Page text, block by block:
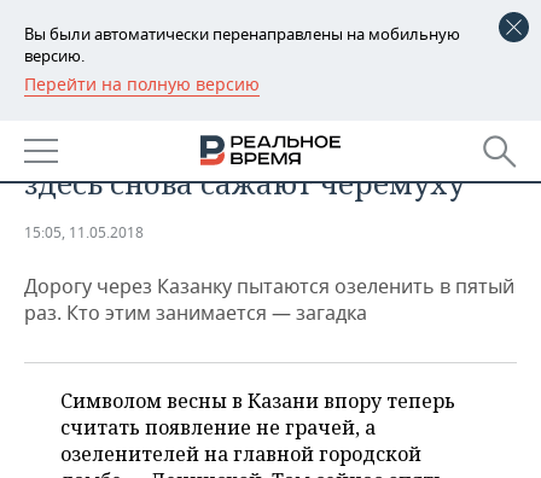
Вы были автоматически перенаправлены на мобильную
версию.
Перейти на полную версию
РЕГИОНЫ
БАШКОРТОСТАН
ТАТАРСТАН
НОВОСТИ
АНАЛИТИКА
ДЕКЛАРАЦИИ О ДОХОДАХ
КОРОЛИ ГОСЗАКАЗА ПФО
ВУЗЫ ТАТАРСТАНА
НОВОСТИ ЭКОНОМИКИ
ФИНАНСЫ
БАНКИ
ПРОМЫШЛЕННОСТЬ
НОВОСТИ
АГРОПРОМ
НЕДВИЖИМОСТЬ
НОВОСТИ НЕДВИЖИМОСТИ
АВТО
День сурка на Ленинской дамбе:
здесь снова сажают черемуху
15:05, 11.05.2018
Дорогу через Казанку пытаются озеленить в пятый
раз. Кто этим занимается — загадка
Символом весны в Казани впору теперь
считать появление не грачей, а
озеленителей на главной городской